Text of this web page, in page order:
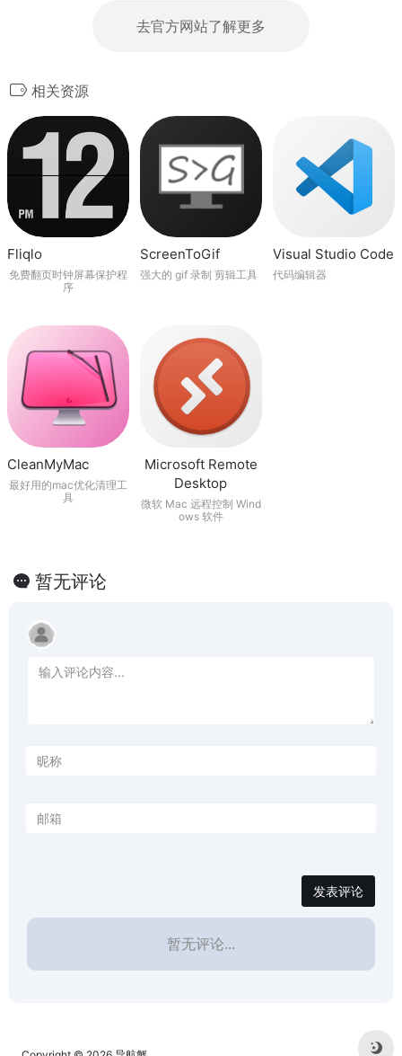
去官方网站了解更多
相关资源
Fliqlo
免费翻页时钟屏幕保护程
序
ScreenToGif
强大的 gif 录制 剪辑工具
Visual Studio Code
代码编辑器
CleanMyMac
最好用的mac优化清理工
具
Microsoft Remote
Desktop
微软 Mac 远程控制 Wind
ows 软件
暂无评论
发表评论
暂无评论...